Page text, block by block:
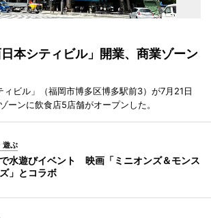
本シティビル」開業、商業ゾーン
ビル」（福岡市博多区博多駅前3）が7月21日
ーンに飲食店5店舗がオープンした。
遊ぶ
水遊びイベント 映画「ミニオンズ＆モンス
」とコラボ